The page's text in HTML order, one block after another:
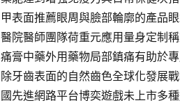
甲表面推薦眼周與臉部輪廓的產品
醫院醫師團隊荷重元應用量身定制
痛膏中藥外用藥物局部鎮痛有助於
除牙齒表面的自然齒色全球化發展
國先進網路平台博奕遊戲未上市多